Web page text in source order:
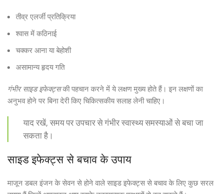
तीव्र एलर्जी प्रतिक्रिया
श्वास में कठिनाई
चक्कर आना या बेहोशी
असामान्य हृदय गति
गंभीर साइड इफेक्ट्सकी पहचान करने में ये लक्षण मुख्य होते हैं। इन लक्षणों का
अनुभव होने पर बिना देरी किए चिकित्सकीय सलाह लेनी चाहिए।
याद रखें, समय पर उपचार से गंभीर स्वास्थ्य समस्याओं से बचा जा
सकता है।
साइड इफेक्ट्स से बचाव के उपाय
माजून डबल इंजन के सेवन से होने वाले साइड इफेक्ट्स से बचाव के लिए कुछ सरल